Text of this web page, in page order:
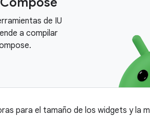
de IU
a compilar
para el tamaño de los widgets y la